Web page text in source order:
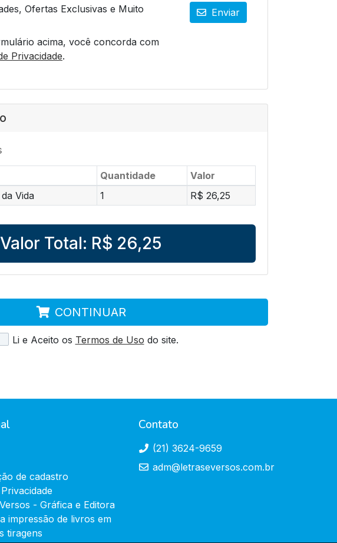
Ofertas Exclusivas e Muito
acima, você concorda com
Privacidade.
Enviar
Quantidade
Valor
Vida
1 R$ 26,25
Valor Total: R$ 26,25
CONTINUAR
Li e Aceito os Termos de Uso do site.
de cadastro
- Gráfica e Editora
impressão de livros em
tiragens
Contato
(21) 3624-9659
adm@letraseversos.com.br